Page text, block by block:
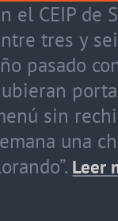
el CEIP de
tres y
pasado
sin
una
Leer